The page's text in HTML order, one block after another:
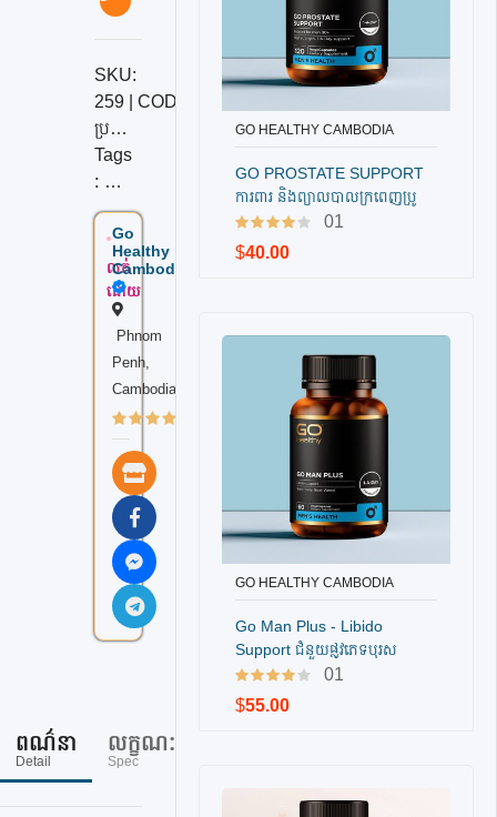
SKU:
259 |CODE:
ប្រភេទទំនិញ:
វីតាមីនបំប៉ន សុខភាពទូទៅ,ប្រព័ន្ធ​ភាពស៊ាំ
Tags
:
#goh
ealth
,
#វីតាមី
នចំរុះ
#វីតាមី
នគ្រប់
មុខ,
#វីតាមី
នមាន
សាច់
មាន
ឈាម​,
#mult
ivitam
,
#goh
#gom
លក់
ដោយ
Go
Healthy
Cambodia
Phnom
Penh,
Cambodia
ពណ៌នា
Detail
លក្ខណៈ
Spec
បញ្ជាទិញ
GO HEALTHY CAMBODIA
GO PROSTATE SUPPORT
ការពារ និងព្យាលបាលក្រពេញប្រូ
ស្តាត
01
$40.00
បញ្ជាទិញ
GO HEALTHY CAMBODIA
Go Man Plus - Libido
Support ជំនួយផ្លូវភេទបុរស​
(60គ្រាប់)
01
$55.00